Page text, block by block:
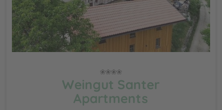
Weingut Santer
Apartments